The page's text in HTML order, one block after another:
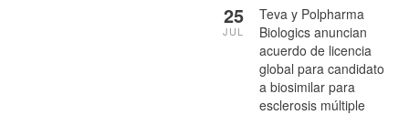
Teva y Polpharma
Biologics anuncian
acuerdo de licencia
global para candidato
a biosimilar para
esclerosis múltiple
25
JUL